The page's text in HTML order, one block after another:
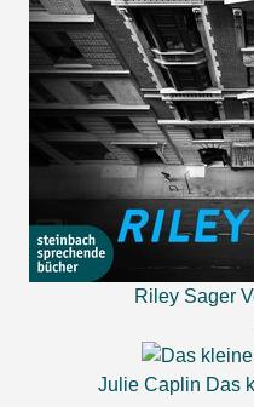
Riley Sager
Julie Caplin Das